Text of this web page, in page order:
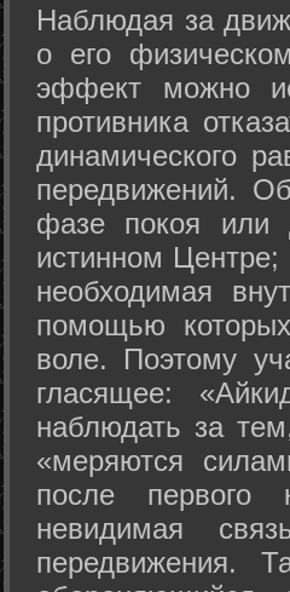
Hаблюдая за
о его
эффект можно
противника
динамического
передвижений.
фазе покоя или
истинном Центре;
необходимая
помощью
воле. Поэтому
гласящее:
наблюдать за
«меряются
после первого
невидимая
передвижения.